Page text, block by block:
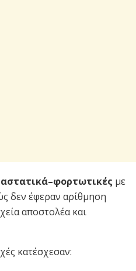
με
δεν έφεραν αρίθμηση
αποστολέα και
κατέσχεσαν: